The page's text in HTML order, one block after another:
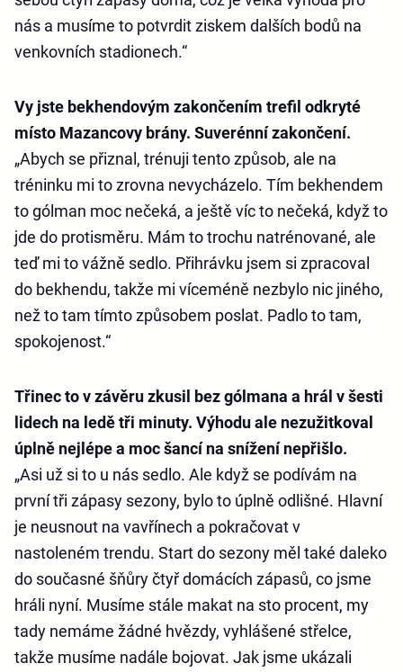
nás a musíme to potvrdit ziskem dalších bodů na
venkovních stadionech.“
Vy jste bekhendovým zakončením trefil odkryté
místo Mazancovy brány. Suverénní zakončení.
„Abych se přiznal, trénuji tento způsob, ale na
tréninku mi to zrovna nevycházelo. Tím bekhendem
to gólman moc nečeká, a ještě víc to nečeká, když to
jde do protisměru. Mám to trochu natrénované, ale
teď mi to vážně sedlo. Přihrávku jsem si zpracoval
do bekhendu, takže mi víceméně nezbylo nic jiného,
než to tam tímto způsobem poslat. Padlo to tam,
spokojenost.“
Třinec to v závěru zkusil bez gólmana a hrál v šesti
lidech na ledě tři minuty. Výhodu ale nezužitkoval
úplně nejlépe a moc šancí na snížení nepřišlo.
„Asi už si to u nás sedlo. Ale když se podívám na
první tři zápasy sezony, bylo to úplně odlišné. Hlavní
je neusnout na vavřínech a pokračovat v
nastoleném trendu. Start do sezony měl také daleko
do současné šňůry čtyř domácích zápasů, co jsme
hráli nyní. Musíme stále makat na sto procent, my
tady nemáme žádné hvězdy, vyhlášené střelce,
takže musíme nadále bojovat. Jak jsme ukázali